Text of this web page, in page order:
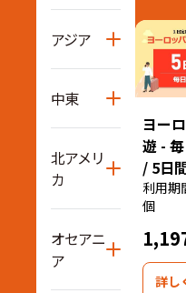
アジア
中東
北アメリ
カ
オセアニ
ア
ヨー
遊 -
/ 5日
利用期
個
詳し